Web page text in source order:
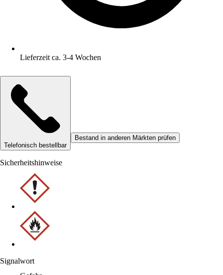
Lieferzeit ca. 3-4 Wochen
Telefonisch bestellbar
Bestand in anderen Märkten prüfen
Sicherheitshinweise
Signalwort